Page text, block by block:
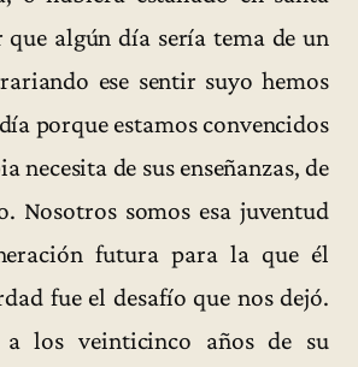
que algún día sería tema de un
ese sentir suyo hemos
porque estamos convencidos
necesita de sus enseñanzas, de
Nosotros somos esa juventud
futura para la que él
fue el desafío que nos dejó.
a los veinticinco años de su